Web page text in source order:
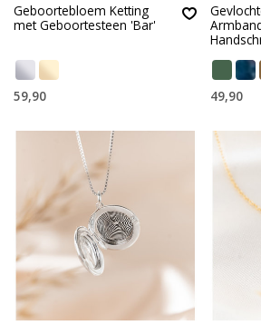
Geboortebloem Ketting
met Geboortesteen 'Bar'
59,90 49,90